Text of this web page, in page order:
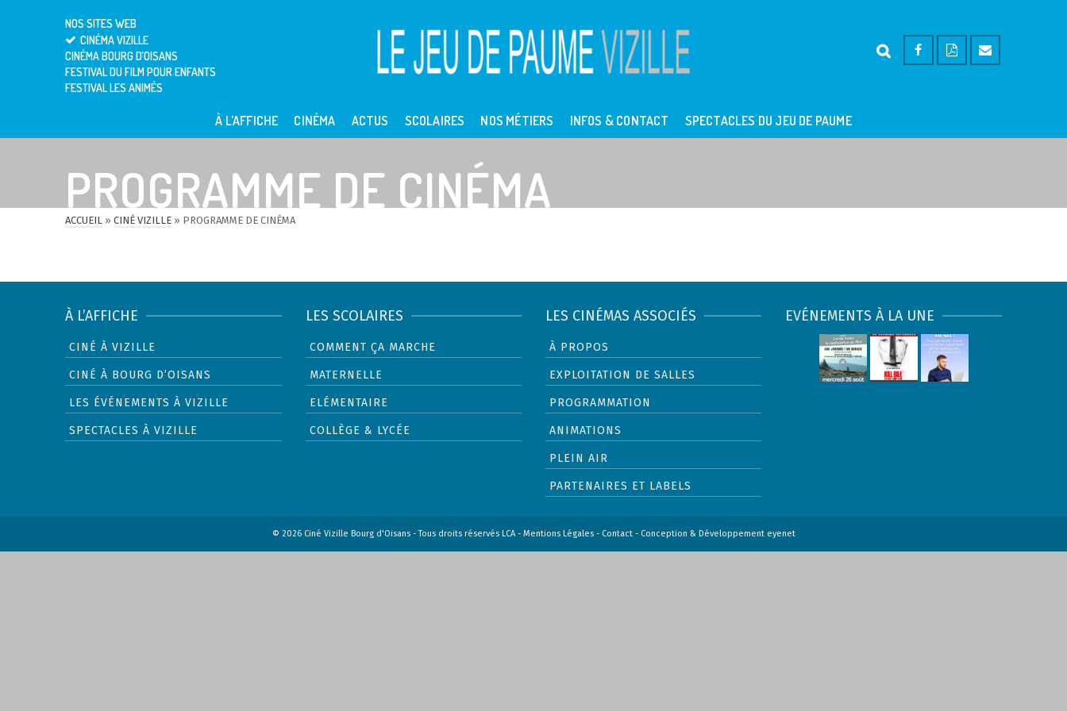
NOS SITES WEB
CINÉMA VIZILLE
CINÉMA BOURG D’OISANS
FESTIVAL DU FILM POUR ENFANTS
FESTIVAL LES ANIMÉS
À L’AFFICHE CINÉMA ACTUS SCOLAIRES NOS MÉTIERS INFOS & CONTACT SPECTACLES DU JEU DE PAUME
PROGRAMME DE CINÉMA
ACCUEIL » CINÉ VIZILLE » PROGRAMME DE CINÉMA
À L’AFFICHE
CINÉ À VIZILLE
CINÉ À BOURG D’OISANS
LES ÉVÉNEMENTS À VIZILLE
SPECTACLES À VIZILLE
LES SCOLAIRES
COMMENT ÇA MARCHE
MATERNELLE
ELÉMENTAIRE
COLLÈGE & LYCÉE
LES CINÉMAS ASSOCIÉS
À PROPOS
EXPLOITATION DE SALLES
PROGRAMMATION
ANIMATIONS
PLEIN AIR
PARTENAIRES ET LABELS
EVÉNEMENTS À LA UNE
© 2026 Ciné Vizille Bourg d'Oisans - Tous droits réservés LCA - Mentions Légales- Contact- Conception & Développement eyenet